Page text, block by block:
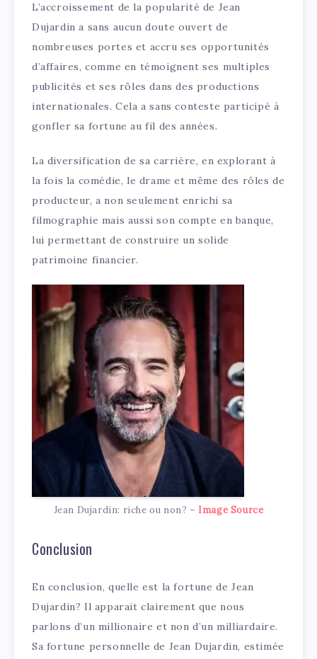
L’accroissement de la popularité de Jean
Dujardin a sans aucun doute ouvert de
nombreuses portes et accru ses opportunités
d’affaires, comme en témoignent ses multiples
publicités et ses rôles dans des productions
internationales. Cela a sans conteste participé à
gonfler sa fortune au fil des années.
La diversification de sa carrière, en explorant à
la fois la comédie, le drame et même des rôles de
producteur, a non seulement enrichi sa
filmographie mais aussi son compte en banque,
lui permettant de construire un solide
patrimoine financier.
Jean Dujardin: riche ou non? – Image Source
Conclusion
En conclusion, quelle est la fortune de Jean
Dujardin? Il apparait clairement que nous
parlons d’un millionaire et non d’un milliardaire.
Sa fortune personnelle de Jean Dujardin, estimée